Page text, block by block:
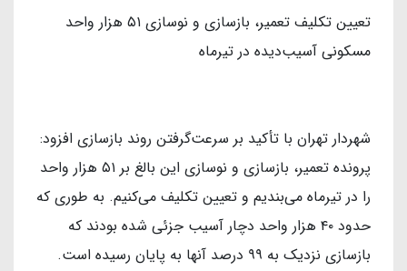
تعیین تکلیف تعمیر، بازسازی و نوسازی ۵۱ هزار واحد
مسکونی آسیب‌دیده در تیرماه
شهردار تهران با تأکید بر سرعت‌گرفتن روند بازسازی افزود:
پرونده تعمیر، بازسازی و نوسازی این بالغ بر ۵۱ هزار واحد
را در تیرماه می‌بندیم و تعیین تکلیف می‌کنیم. به طوری که
حدود ۴۰ هزار واحد دچار آسیب جزئی شده بودند که
بازسازی نزدیک به ۹۹ درصد آنها به پایان رسیده است.